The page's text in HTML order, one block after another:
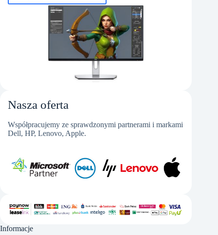
Nasza oferta
Współpracujemy ze sprawdzonymi partnerami i markami
Dell, HP, Lenovo, Apple.
Informacje